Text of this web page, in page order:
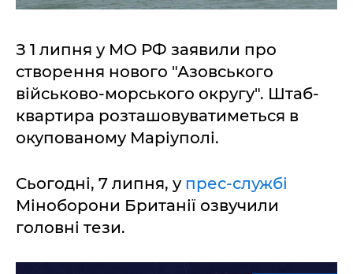
З 1 липня у МО РФ заявили про
створення нового "Азовського
військово-морського округу". Штаб-
квартира розташовуватиметься в
окупованому Маріуполі.
Сьогодні, 7 липня, у прес-службі
Міноборони Британії озвучили
головні тези.